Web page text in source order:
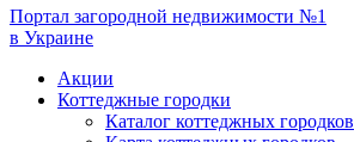
Портал загородной недвижимости №1
в Украине
Акции
Коттеджные городки
Каталог коттеджных городков